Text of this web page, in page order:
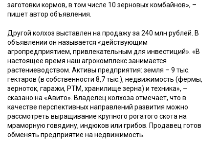
заготовки кормов, в том числе 10 зерновых комбайнов», –
пишет автор объявления.
Другой колхоз выставлен на продажу за 240 млн рублей. В
объявлении он называется «действующим
агропредприятием, привлекательным для инвестиций». «В
настоящее время наш агрокомплекс занимается
растениеводством. Активы предприятия: земля – 9 тыс.
гектаров (в собственности 8,7 тыс.), недвижимость (фермы,
зерноток, гаражи, РТМ, хранилище зерна) и техника», –
сказано на «Авито». Владелец колхоза отмечает, что в
качестве перспективных направлений развития можно
рассмотреть выращивание крупного рогатого скота на
мраморную говядину, индюков или грибов. Продавец готов
обменять предприятие на недвижимость.